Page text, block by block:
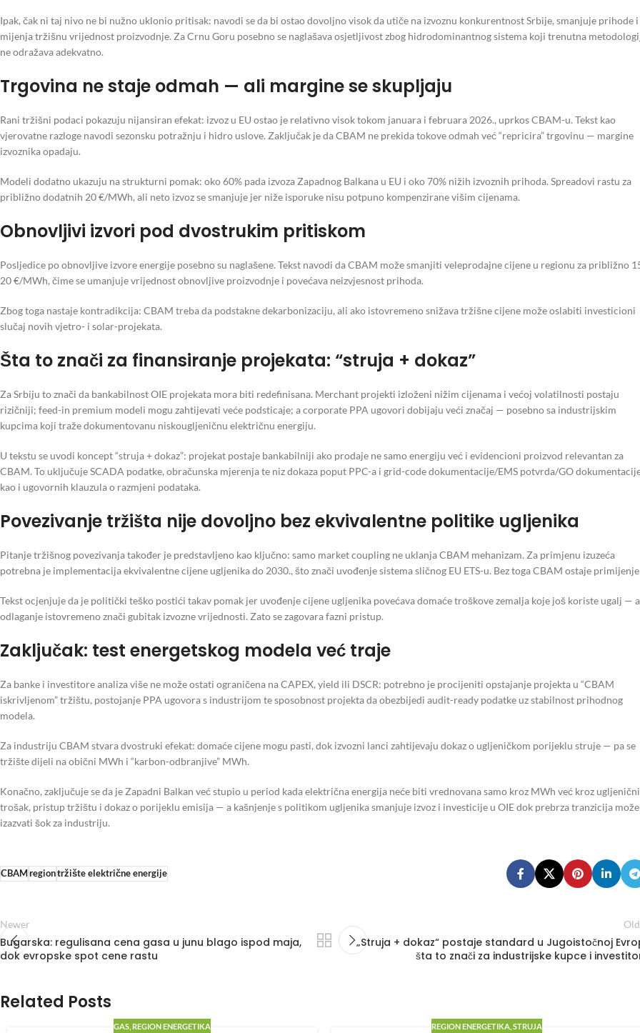
Ipak, čak ni taj nivo ne bi nužno uklonio pritisak: navodi se da bi ostao dovoljno visok da utiče na izvoznu konkurentnost Srbije, smanjuje prihode i
mijenja tržišnu vrijednost proizvodnje. Za Crnu Goru posebno se naglašava osjetljivost zbog hidrodominantnog sistema koji trenutna
ne odražava adekvatno.
Trgovina ne staje odmah — ali margine se skupljaju
Rani tržišni podaci pokazuju nijansiran efekat: izvoz u EU ostao je relativno visok tokom januara i februara 2026., uprkos CBAM-u. Tekst kao
vjerovatne razloge navodi sezonsku potražnju i hidro uslove. Zaključak je da CBAM ne prekida tokove odmah već “repricira” trgovinu — margine
izvoznika opadaju.
Modeli dodatno ukazuju na strukturni pomak: oko 60% pada izvoza Zapadnog Balkana u EU i oko 70% nižih izvoznih prihoda. Spreadovi rastu za
približno dodatnih 20 €/MWh, ali neto izvoz se smanjuje jer niže isporuke nisu potpuno kompenzirane višim cijenama.
Obnovljivi izvori pod dvostrukim pritiskom
Posljedice po obnovljive izvore energije posebno su naglašene. Tekst navodi da CBAM može smanjiti veleprodajne cijene u regionu za približno
20 €/MWh, čime se umanjuje vrijednost obnovljive proizvodnje i povećava neizvjesnost prihoda.
Zbog toga nastaje kontradikcija: CBAM treba da podstakne dekarbonizaciju, ali ako istovremeno snižava tržišne cijene može oslabiti investicioni
slučaj novih vjetro- i solar-projekata.
Šta to znači za finansiranje projekata: “struja + dokaz”
Za Srbiju to znači da bankabilnost OIE projekata mora biti redefinisana. Merchant projekti izloženi nižim cijenama i većoj volatilnosti postaju
rizičniji; feed-in premium modeli mogu zahtijevati veće podsticaje; a corporate PPA ugovori dobijaju veći značaj — posebno sa industrijskim
kupcima koji traže dokumentovanu niskougljeničnu električnu energiju.
U tekstu se uvodi koncept “struja + dokaz”: projekat postaje bankabilniji ako prodaje ne samo energiju već i evidencioni proizvod relevantan za
CBAM. To uključuje SCADA podatke, obračunska mjerenja te niz dokaza poput PPC-a i grid-code dokumentacije/EMS potvrda/GO
kao i ugovornih klauzula o razmjeni podataka.
Povezivanje tržišta nije dovoljno bez ekvivalentne politike ugljenika
Pitanje tržišnog povezivanja također je predstavljeno kao ključno: samo market coupling ne uklanja CBAM mehanizam. Za primjenu izuzeća
potrebna je implementacija ekvivalentne cijene ugljenika do 2030., što znači uvođenje sistema sličnog EU ETS-u. Bez toga CBAM ostaje
Tekst ocjenjuje da je politički teško postići takav pomak jer uvođenje cijene ugljenika povećava domaće troškove zemalja koje još koriste ugalj —
odlaganje istovremeno znači gubitak izvozne vrijednosti. Zato se zagovara fazni pristup.
Zaključak: test energetskog modela već traje
Za banke i investitore analiza više ne može ostati ograničena na CAPEX, yield ili DSCR: potrebno je procijeniti opstajanje projekta u “CBAM
iskrivljenom” tržištu, postojanje PPA ugovora s industrijom te sposobnost projekta da obezbijedi audit-ready podatke uz stabilnost prihodnog
modela.
Za industriju CBAM stvara dvostruki efekat: domaće cijene mogu pasti, dok izvozni lanci zahtijevaju dokaz o ugljeničkom porijeklu struje — pa se
tržište dijeli na obični MWh i “karbon-odbranjive” MWh.
Konačno, zaključuje se da je Zapadni Balkan već stupio u period kada električna energija neće biti vrednovana samo kroz MWh već kroz ugljenični
trošak, pristup tržištu i dokaz o porijeklu emisija — a kašnjenje s politikom ugljenika smanjuje izvoz i investicije u OIE dok prebrza tranzicija može
izazvati šok za industriju.
CBAM regiontržište električne energije
Newer
Bugarska: regulisana cena gasa u junu blago ispod maja,
dok evropske spot cene rastu
„Struja + dokaz“ postaje standard u Jugoistočnoj
šta to znači za industrijske kupce i
Related Posts
GAS ,REGION ENERGETIKA REGION ENERGETIKA ,STRUJA